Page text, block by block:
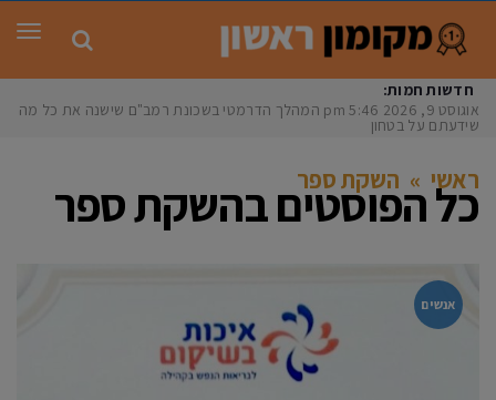
חדשות חמות:
אוגוסט 9, 2026
5:46 pm המהלך הדרמטי בשכונת רמב"ם שישנה את כל מה
שידעתם על בטחון
ראשי » השקת ספר
כל הפוסטים בהשקת ספר
אנשים